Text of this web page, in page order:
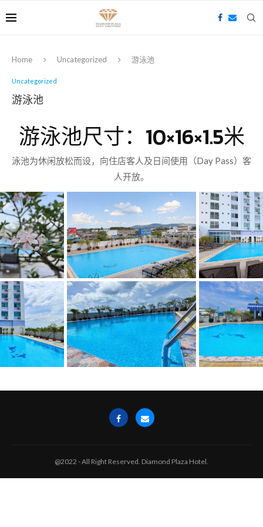
Home Uncategorized 游泳池
Uncategorized
游泳池
游泳池尺寸：10×16×1.5米
泳池为休闲放松而设，向住店客人及日间使用（Day Pass）客
人开放。
@2022 - All Right Reserved. Diamond Plaza Hotel.